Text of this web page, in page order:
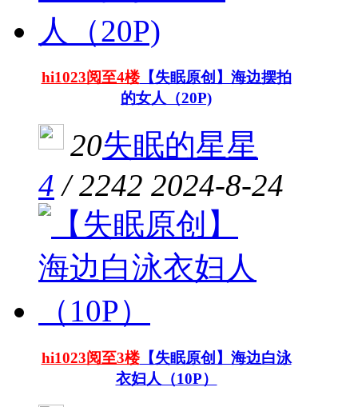
hi1023阅至4楼【失眠原创】海边摆拍
的女人（20P)
20失眠的星星
4 /2242 2024-8-24
hi1023阅至3楼【失眠原创】海边白泳
衣妇人（10P）